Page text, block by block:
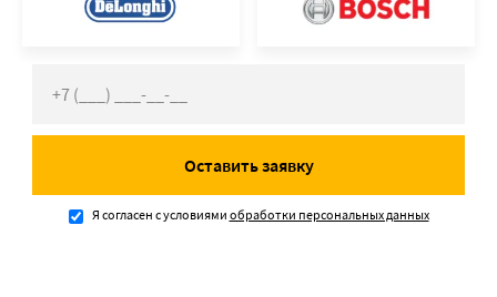
Оставить заявку
Я согласен с условиями обработки персональных данных